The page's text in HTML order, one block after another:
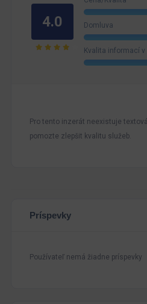
4.0 Domluva
Kvalita informací
Pro tento inzerát neexistuje
pomozte zlepšit kvalitu služeb.
Príspevky
Používateľ nemá žiadne príspevky